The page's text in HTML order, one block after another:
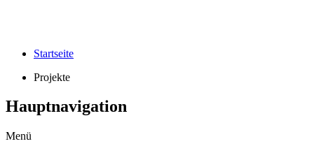
Startseite
Projekte
Hauptnavigation
Menü